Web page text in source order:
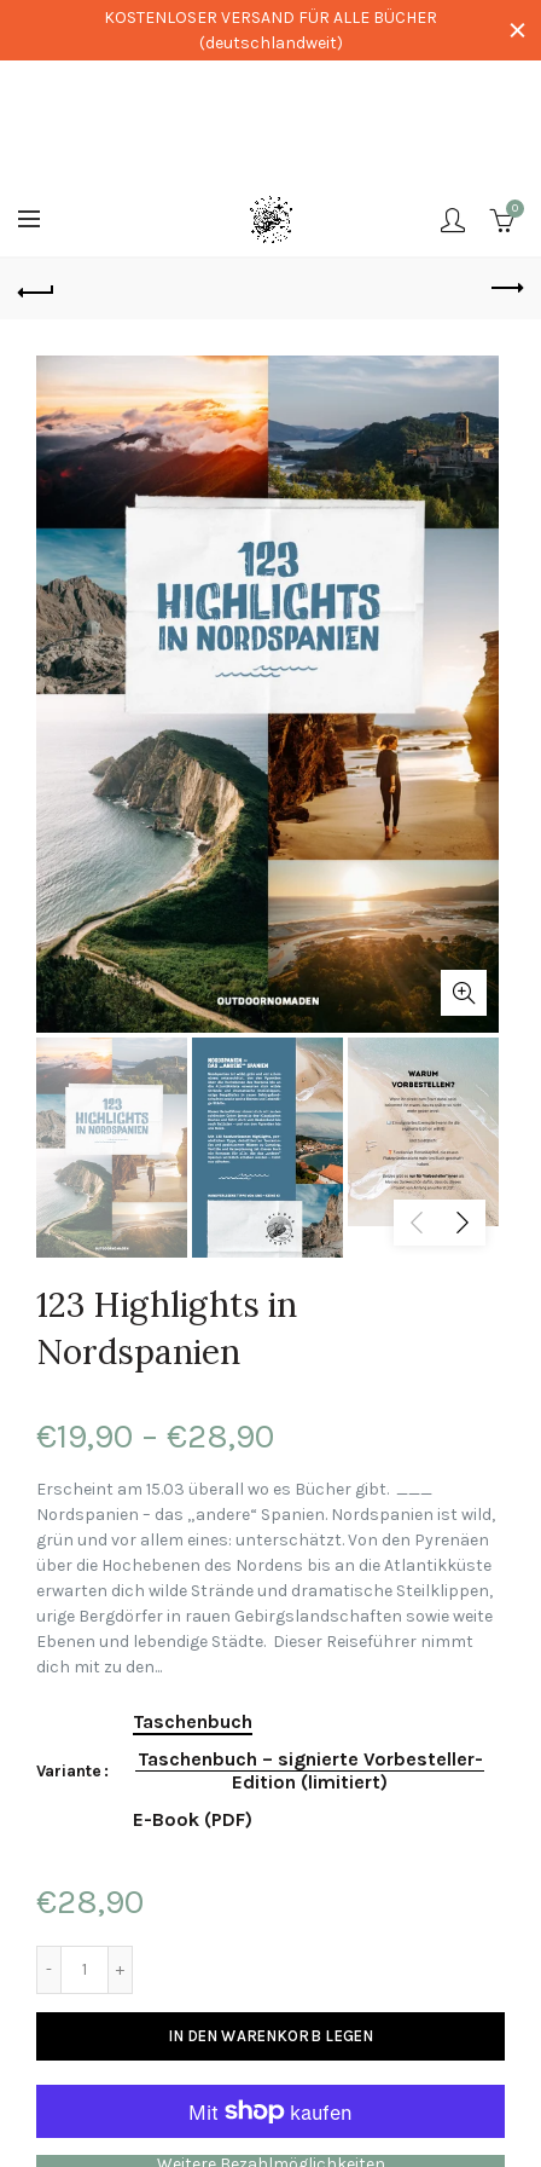
0
123 Highlights in
Nordspanien
€19,90 – €28,90
Erscheint am 15.03 überall wo es Bücher gibt. ___
Nordspanien – das „andere“ Spanien. Nordspanien ist wild,
grün und vor allem eines: unterschätzt. Von den Pyrenäen
über die Hochebenen des Nordens bis an die Atlantikküste
erwarten dich wilde Strände und dramatische Steilklippen,
urige Bergdörfer in rauen Gebirgslandschaften sowie weite
Ebenen und lebendige Städte. Dieser Reiseführer nimmt
dich mit zu den...
Variante
Taschenbuch
Taschenbuch – signierte Vorbesteller-
Edition (limitiert)
E-Book (PDF)
€28,90
IN DEN WARENKORB LEGEN
KOSTENLOSER VERSAND FÜR ALLE BÜCHER
(deutschlandweit)